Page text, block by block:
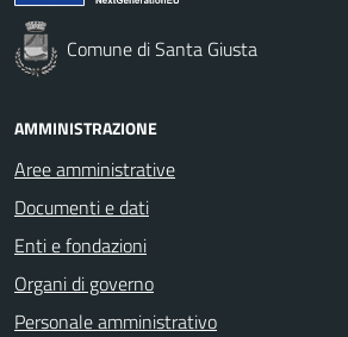
Comune di Santa Giusta
AMMINISTRAZIONE
Aree amministrative
Documenti e dati
Enti e fondazioni
Organi di governo
Personale amministrativo